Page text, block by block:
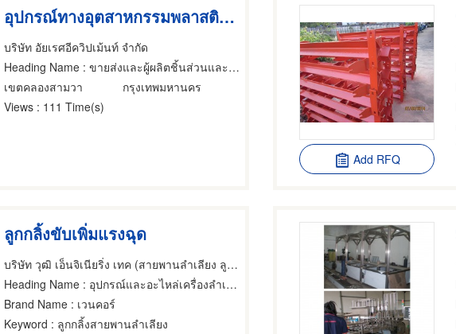
อุปกรณ์ทางอุตสาหกรรมพลาสติก 2
บริษัท อัยเรศอีควิปเม้นท์ จำกัด
Heading Name : ขายส่งและผู้ผลิตชิ้นส่วนและอะไหล่เครื่องจักรกล
เขตคลองสามวา
กรุงเทพมหานคร
Views : 111 Time(s)
Add RFQ
ลูกกลิ้งขับเพิ่มแรงฉุด
บริษัท วุฒิ เอ็นจิเนียริ่ง เทค (สายพานลำเลียง ลูกกลิ้ง) จำกัด
Heading Name : อุปกรณ์และอะไหล่เครื่องลำเลียง,ผู้รับเหมาติดตั้ง สำหรับโรงงานอุตสาหกรรมฉนวน,ขายส่งและผู้ผลิตชิ้นส่วนและอะไหล่เครื่องจักรกล
Brand Name : เวนคอร์
Keyword : ลูกกลิ้งสายพานลำเลียง